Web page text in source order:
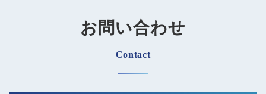
お問い合わせ
Contact